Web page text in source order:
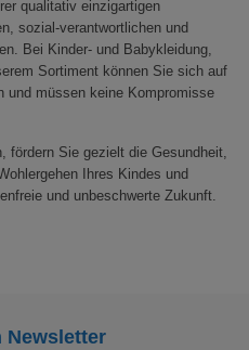
qualitativ einzigartigen
sozial-verantwortlichen und
Bei Kinder- und Babykleidung,
Sortiment können Sie sich auf
und müssen keine Kompromisse
fördern Sie gezielt die Gesundheit,
Ihres Kindes und
und unbeschwerte Zukunft.
Newsletter